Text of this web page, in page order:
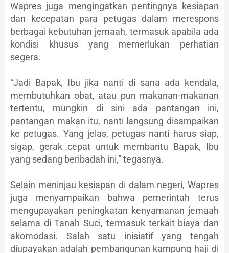
Wapres juga mengingatkan pentingnya kesiapan
dan kecepatan para petugas dalam merespons
berbagai kebutuhan jemaah, termasuk apabila ada
kondisi khusus yang memerlukan perhatian
segera.
“Jadi Bapak, Ibu jika nanti di sana ada kendala,
membutuhkan obat, atau pun makanan-makanan
tertentu, mungkin di sini ada pantangan ini,
pantangan makan itu, nanti langsung disampaikan
ke petugas. Yang jelas, petugas nanti harus siap,
sigap, gerak cepat untuk membantu Bapak, Ibu
yang sedang beribadah ini,” tegasnya.
Selain meninjau kesiapan di dalam negeri, Wapres
juga menyampaikan bahwa pemerintah terus
mengupayakan peningkatan kenyamanan jemaah
selama di Tanah Suci, termasuk terkait biaya dan
akomodasi. Salah satu inisiatif yang tengah
diupayakan adalah pembangunan kampung haji di